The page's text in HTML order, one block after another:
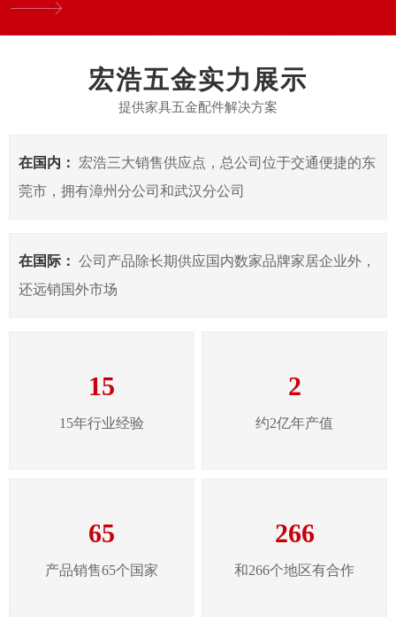
宏浩五金实力展示
提供家具五金配件解决方案
在国内：
宏浩三大销售供应点，总公司位于交通便捷的东
莞市，拥有漳州分公司和武汉分公司
在国际： 公司产品除长期供应国内数家品牌家居企业外，
还远销国外市场
15
15年行业经验
2
约2亿年产值
65
产品销售65个国家
266
和266个地区有合作